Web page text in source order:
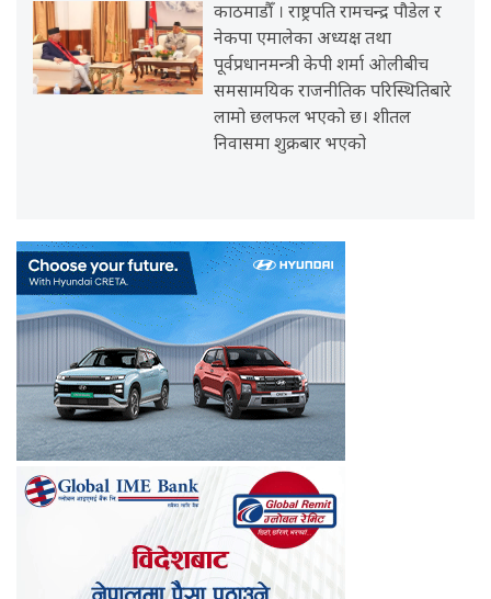
काठमाडौँ । राष्ट्रपति रामचन्द्र पौडेल र
नेकपा एमालेका अध्यक्ष तथा
पूर्वप्रधानमन्त्री केपी शर्मा ओलीबीच
समसामयिक राजनीतिक परिस्थितिबारे
लामो छलफल भएको छ। शीतल
निवासमा शुक्रबार भएको